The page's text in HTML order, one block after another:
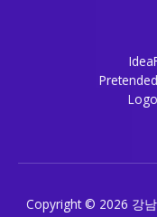
Copyright © 2026 강